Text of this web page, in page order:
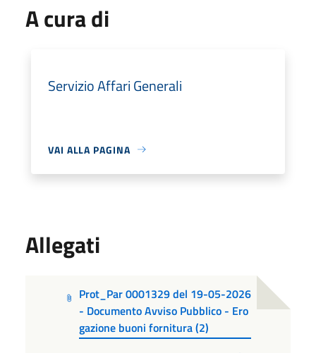
A cura di
Servizio Affari Generali
VAI ALLA PAGINA
Allegati
Prot_Par 0001329 del 19-05-2026
- Documento Avviso Pubblico - Ero
gazione buoni fornitura (2)